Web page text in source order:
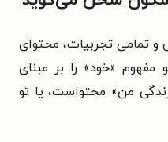
و تمامی‌ تجربیات‌، محتوای‌
مفهوم‌ «خود» را بر مبنای‌
من‌» محتواست‌، یا تو